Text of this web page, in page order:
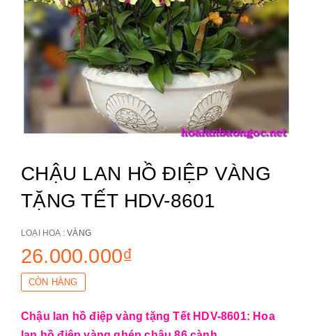
CHẬU LAN HỒ ĐIỆP VÀNG
TẶNG TẾT HDV-8601
LOẠI HOA :VÀNG
26.000.000₫
CÒN HÀNG
Chậu lan hồ điệp vàng tặng Tết HDV-8601: Hoa